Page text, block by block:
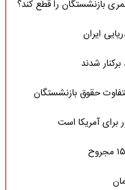
بازنشستگان را قطع کند؟
ایران
حقوق بازنشستگان
آمریکا است